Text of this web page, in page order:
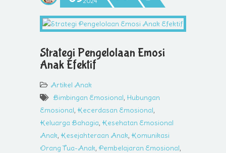
Strategi Pengelolaan Emosi
Anak Efektif
Artikel Anak
Bimbingan Emosional, Hubungan
Emosional, Kecerdasan Emosional,
Keluarga Bahagia, Kesehatan Emosional
Anak, Kesejahteraan Anak, Komunikasi
Orang Tua-Anak, Pembelajaran Emosional,